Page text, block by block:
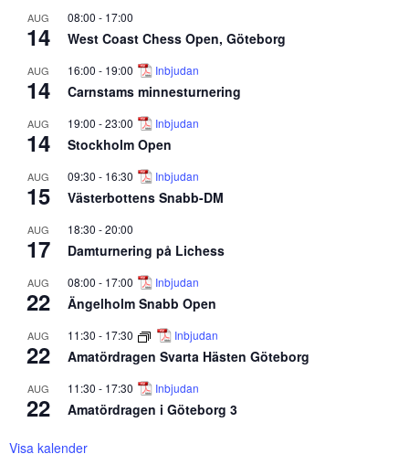
AUG
14
08:00 - 17:00
West Coast Chess Open, Göteborg
AUG
14
16:00 - 19:00 Inbjudan
Carnstams minnesturnering
AUG
14
19:00 -23:00 Inbjudan
Stockholm Open
AUG
15
09:30 - 16:30 Inbjudan
Västerbottens Snabb-DM
AUG
17
18:30 -20:00
Damturnering på Lichess
AUG
22
08:00 - 17:00 Inbjudan
Ängelholm Snabb Open
AUG
22
11:30 - 17:30 Inbjudan
Amatördragen Svarta Hästen Göteborg
AUG
22
11:30 - 17:30 Inbjudan
Amatördragen i Göteborg 3
Visa kalender